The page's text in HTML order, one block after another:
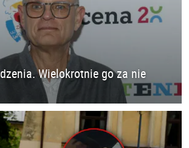
Wielokrotnie go za nie